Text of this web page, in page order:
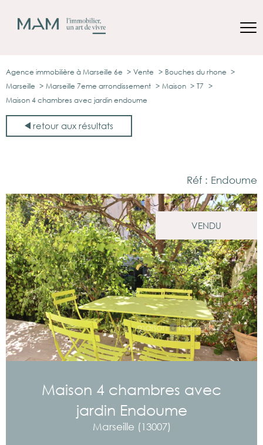
Agence immobilière à Marseille 6e Vente
Bouches du rhone
Marseille
Marseille 7eme arrondissement Maison
T7
Maison 4 chambres avec jardin endoume
retour aux résultats
Réf : Endoume
VENDU
Maison 4 chambres avec
jardin Endoume
Marseille (13007)